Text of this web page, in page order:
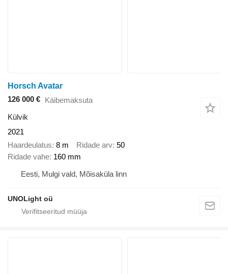
Horsch Avatar
126 000 € Käibemaksuta
Külvik
2021
Haardeulatus 8 m Ridade arv 50
Ridade vahe 160 mm
Eesti, Mulgi vald, Mõisaküla linn
UNOLight oü